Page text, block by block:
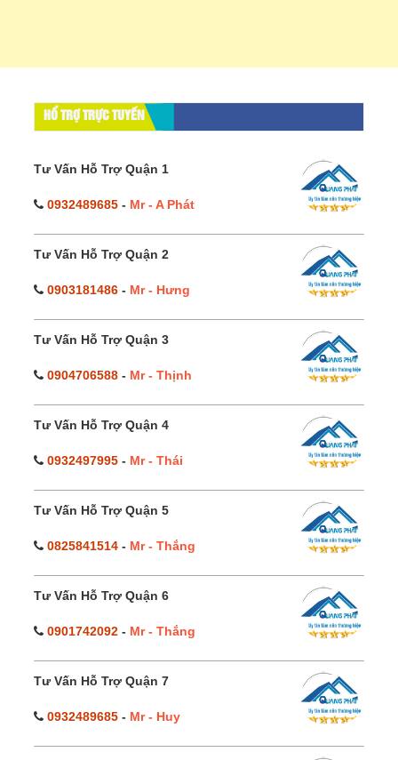
HỔ TRỢ TRỰC TUYẾN
Tư Vấn Hỗ Trợ Quận 1
0932489685 - Mr - A Phát
Tư Vấn Hỗ Trợ Quận 2
0903181486 - Mr - Hưng
Tư Vấn Hỗ Trợ Quận 3
0904706588 - Mr - Thịnh
Tư Vấn Hỗ Trợ Quận 4
0932497995 - Mr - Thái
Tư Vấn Hỗ Trợ Quận 5
0825841514 - Mr - Thắng
Tư Vấn Hỗ Trợ Quận 6
0901742092 - Mr - Thắng
Tư Vấn Hỗ Trợ Quận 7
0932489685 - Mr - Huy